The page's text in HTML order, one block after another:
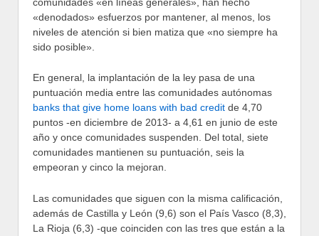
«denodados» esfuerzos por mantener, al menos, los
niveles de atención si bien matiza que «no siempre ha
sido posible».
En general, la implantación de la ley pasa de una
puntuación media entre las comunidades autónomas
banks that give home loans with bad credit de 4,70
puntos -en diciembre de 2013- a 4,61 en junio de este
año y once comunidades suspenden. Del total, siete
comunidades mantienen su puntuación, seis la
empeoran y cinco la mejoran.
Las comunidades que siguen con la misma calificación,
además de Castilla y León (9,6) son el País Vasco (8,3),
La Rioja (6,3) -que coinciden con las tres que están a la